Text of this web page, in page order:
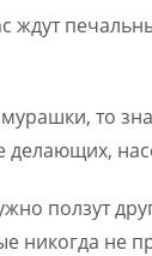
ждут
то
делающих,
ползут
никогда не